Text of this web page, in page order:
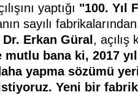
yaptığı "100. Yıl
sayılı
Dr. Erkan Güral, açılış
mutlu bana ki, 2017
yapma sözümü
Yeni bir fabrika